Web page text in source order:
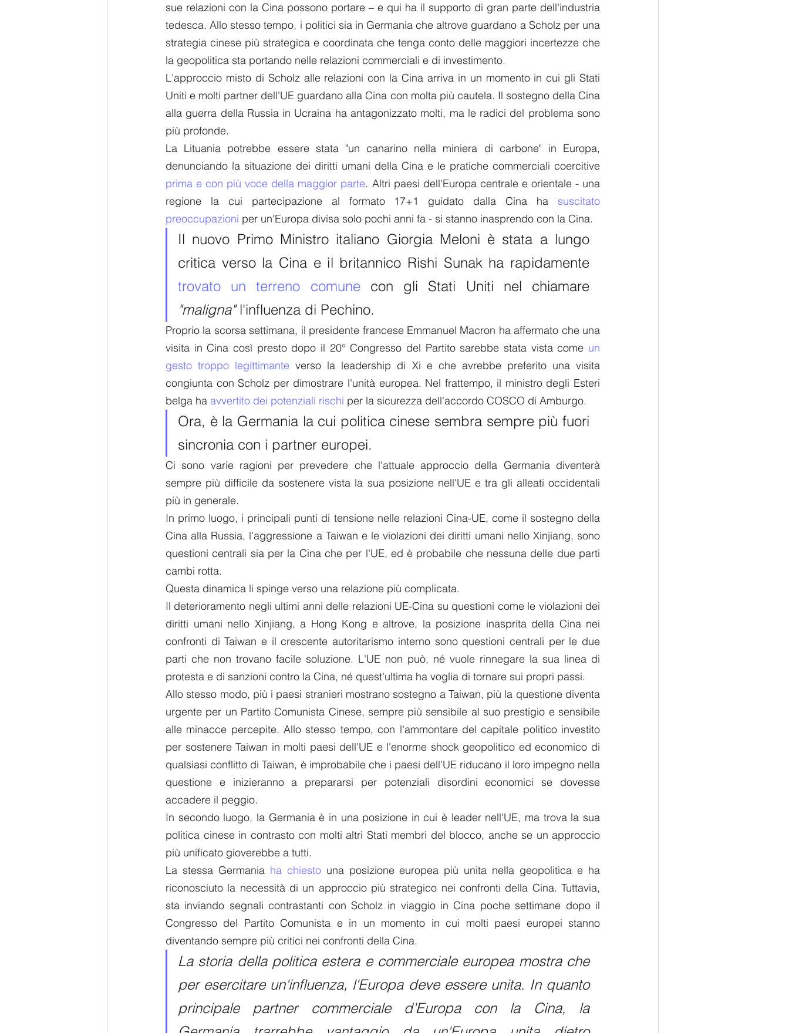
sue relazioni con la Cina possono portare – e qui ha il supporto di gran parte dell'industria
tedesca. Allo stesso tempo, i politici sia in Germania che altrove guardano a Scholz per una
strategia cinese più strategica e coordinata che tenga conto delle maggiori incertezze che
la geopolitica sta portando nelle relazioni commerciali e di investimento.
L'approccio misto di Scholz alle relazioni con la Cina arriva in un momento in cui gli Stati
Uniti e molti partner dell'UE guardano alla Cina con molta più cautela. Il sostegno della Cina
alla guerra della Russia in Ucraina ha antagonizzato molti, ma le radici del problema sono
più profonde.
La Lituania potrebbe essere stata "un canarino nella miniera di carbone" in Europa,
prima e con più voce della maggior parte. Altri paesi dell'Europa centrale e orientale - una
regione la cui partecipazione al formato 17+1 guidato dalla Cina ha suscitato
preoccupazioni per un'Europa divisa solo pochi anni fa - si stanno inasprendo con la Cina.
Il nuovo Primo Ministro italiano Giorgia Meloni è stata a lungo
trovato un terreno comune
"maligna" l'influenza di Pechino.
Proprio la scorsa settimana, il presidente francese Emmanuel Macron ha affermato che una
visita in Cina così presto dopo il 20° Congresso del Partito sarebbe stata vista come un
gesto troppo legittimante verso la leadership di Xi e che avrebbe preferito una visita
congiunta con Scholz per dimostrare l'unità europea. Nel frattempo, il ministro degli Esteri
belga ha avvertito dei potenziali rischi per la sicurezza dell'accordo COSCO di Amburgo.
Ora, è la Germania la cui politica cinese sembra sempre più fuori
sincronia con i partner europei.
Ci sono varie ragioni per prevedere che l'attuale approccio della Germania diventerà
sempre più difficile da sostenere vista la sua posizione nell'UE e tra gli alleati occidentali
più in generale.
In primo luogo, i principali punti di tensione nelle relazioni Cina-UE, come il sostegno della
Cina alla Russia, l'aggressione a Taiwan e le violazioni dei diritti umani nello Xinjiang, sono
questioni centrali sia per la Cina che per l'UE, ed è probabile che nessuna delle due parti
cambi rotta.
Questa dinamica li spinge verso una relazione più complicata.
Il deterioramento negli ultimi anni delle relazioni UE-Cina su questioni come le violazioni dei
diritti umani nello Xinjiang, a Hong Kong e altrove, la posizione inasprita della Cina nei
confronti di Taiwan e il crescente autoritarismo interno sono questioni centrali per le due
parti che non trovano facile soluzione. L'UE non può, né vuole rinnegare la sua linea di
protesta e di sanzioni contro la Cina, né quest'ultima ha voglia di tornare sui propri passi.
Allo stesso modo, più i paesi stranieri mostrano sostegno a Taiwan, più la questione diventa
urgente per un Partito Comunista Cinese, sempre più sensibile al suo prestigio e sensibile
alle minacce percepite. Allo stesso tempo, con l'ammontare del capitale politico investito
per sostenere Taiwan in molti paesi dell'UE e l'enorme shock geopolitico ed economico di
qualsiasi conflitto di Taiwan, è improbabile che i paesi dell'UE riducano il loro impegno nella
questione e inizieranno a prepararsi per potenziali disordini economici se dovesse
accadere il peggio.
In secondo luogo, la Germania è in una posizione in cui è leader nell'UE, ma trova la sua
politica cinese in contrasto con molti altri Stati membri del blocco, anche se un approccio
più unificato gioverebbe a tutti.
La stessa Germania ha chiesto una posizione europea più unita nella geopolitica e ha
riconosciuto la necessità di un approccio più strategico nei confronti della Cina. Tuttavia,
sta inviando segnali contrastanti con Scholz in viaggio in Cina poche settimane dopo il
Congresso del Partito Comunista e in un momento in cui molti paesi europei stanno
diventando sempre più critici nei confronti della Cina.
La storia della politica estera e commerciale europea mostra che
per esercitare un'influenza, l'Europa deve essere unita. In quanto
principale partner commerciale d'Europa con la Cina, la